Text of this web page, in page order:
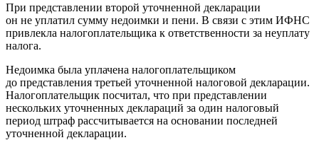
При представлении второй уточненной декларации
он не уплатил сумму недоимки и пени. В связи с этим ИФНС
привлекла налогоплательщика к ответственности за неуплату
налога.
Недоимка была уплачена налогоплательщиком
до представления третьей уточненной налоговой декларации.
Налогоплательщик посчитал, что при представлении
нескольких уточненных деклараций за один налоговый
период штраф рассчитывается на основании последней
уточненной декларации.